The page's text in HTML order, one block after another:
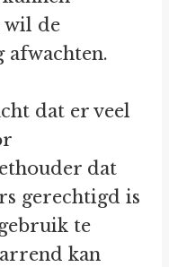
wil de
afwachten.
dat er veel
dat
gerechtigd is
te
kan